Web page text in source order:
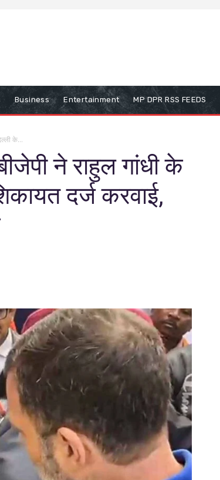
Business Entertainment MP DPR RSS FEEDS
के...
ने राहुल गांधी के
दर्ज करवाई,